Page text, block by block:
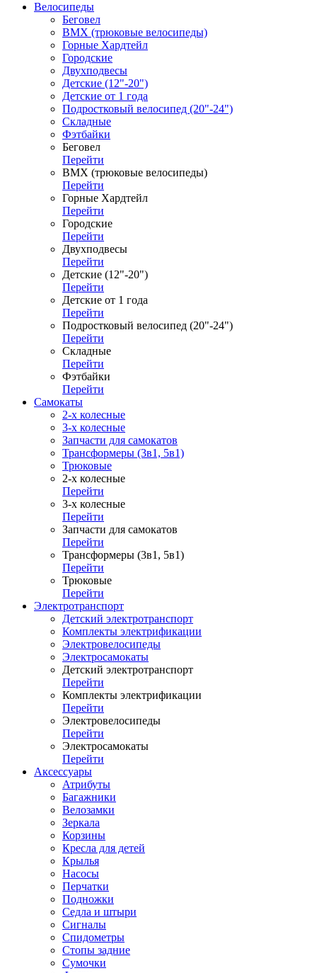
Велосипеды
Беговел
ВМХ (трюковые велосипеды)
Горные Хардтейл
Городские
Двухподвесы
Детские (12"-20")
Детские от 1 года
Подростковый велосипед (20"-24")
Складные
Фэтбайки
Беговел
Перейти
ВМХ (трюковые велосипеды)
Перейти
Горные Хардтейл
Перейти
Городские
Перейти
Двухподвесы
Перейти
Детские (12"-20")
Перейти
Детские от 1 года
Перейти
Подростковый велосипед (20"-24")
Перейти
Складные
Перейти
Фэтбайки
Перейти
Самокаты
2-х колесные
3-х колесные
Запчасти для самокатов
Трансформеры (3в1, 5в1)
Трюковые
2-х колесные
Перейти
3-х колесные
Перейти
Запчасти для самокатов
Перейти
Трансформеры (3в1, 5в1)
Перейти
Трюковые
Перейти
Электротранспорт
Детский электротранспорт
Комплекты электрификации
Электровелосипеды
Электросамокаты
Детский электротранспорт
Перейти
Комплекты электрификации
Перейти
Электровелосипеды
Перейти
Электросамокаты
Перейти
Аксессуары
Атрибуты
Багажники
Велозамки
Зеркала
Корзины
Кресла для детей
Крылья
Насосы
Перчатки
Подножки
Седла и штыри
Сигналы
Спидометры
Стопы задние
Сумочки